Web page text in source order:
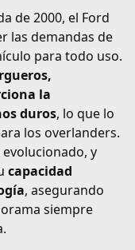
de 2000, el Ford
las demandas de
para todo uso.
la
duros, lo que lo
los overlanders.
y
capacidad
, asegurando
siempre